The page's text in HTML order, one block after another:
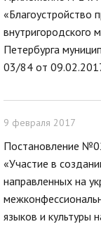
«Благоустройство
внутригородского
Петербурга
03/84 от
9 февраля 2017
Постановление
«Участие в
направленных на
языков и культуры